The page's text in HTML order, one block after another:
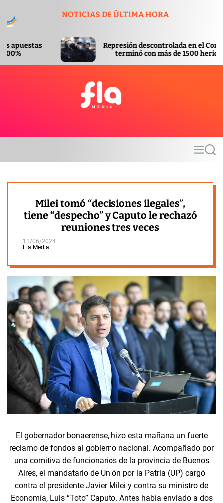
t
NOTICIAS DE ÚLTIMA HORA
Represión descontrolada en el Congreso
terminó con más de 1500 heridos
a
MS
Milei tomó “decisiones ilegales”,
tiene “despecho” y Caputo le rechazó
reuniones tres veces
11/06/2024
Fla Media
El gobernador bonaerense, hizo esta mañana un fuerte
reclamo de fondos al gobierno nacional. Acompañado por
una comitiva de funcionarios de la provincia de Buenos
Aires, el mandatario de Unión por la Patria (UP) cargó
contra el presidente Javier Milei y contra su ministro de
Economía, Luis “Toto” Caputo. Antes había enviado a dos